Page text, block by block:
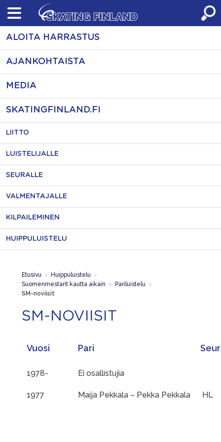
Skip
content
ALOITA HARRASTUS
AJANKOHTAISTA
MEDIA
SKATINGFINLAND.FI
LIITTO
LUISTELIJALLE
SEURALLE
VALMENTAJALLE
KILPAILEMINEN
HUIPPULUISTELU
Etusivu > Huippuluistelu >
Suomenmestarit kautta aikain > Pariluistelu >
SM-noviisit
SM-NOVIISIT
Vuosi Pari
1978- Ei osallistujia
1977 Maija Pekkala – Pekka Pekkala HL